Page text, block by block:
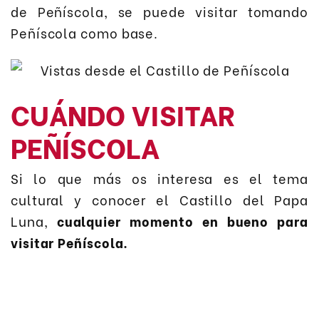
de Peñíscola, se puede visitar tomando
Peñíscola como base.
CUÁNDO VISITAR
PEÑÍSCOLA
Si lo que más os interesa es el tema
cultural y conocer el Castillo del Papa
Luna, cualquier momento en bueno para
visitar Peñíscola.